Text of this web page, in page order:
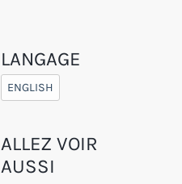
LANGAGE
ENGLISH
ALLEZ VOIR
AUSSI